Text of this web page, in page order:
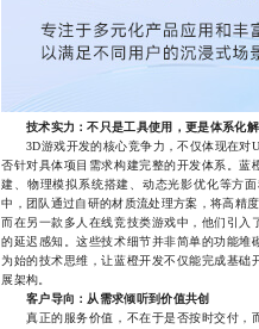
技术实力：不只是工具使用，更是体系化
3D游戏开发的核心竞争力，不仅体现在对
否针对具体项目需求构建完整的开发体系。
建、物理模拟系统搭建、动态光影优化等方
中，团队通过自研的材质流处理方案，将高精
而在另一款多人在线竞技类游戏中，他们引
的延迟感知。这些技术细节并非简单的功能
为始的技术思维，让蓝橙开发不仅能完成基
展架构。
客户导向：从需求倾听到价值共创
真正的服务价值，不在于是否按时交付，